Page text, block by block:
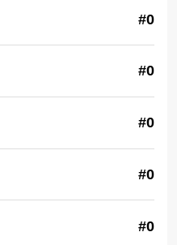
#0
#0
#0
#0
#0